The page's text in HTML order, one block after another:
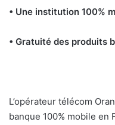
• Une institution 100%
• Gratuité des produits
L’opérateur télécom
banque 100% mobile en